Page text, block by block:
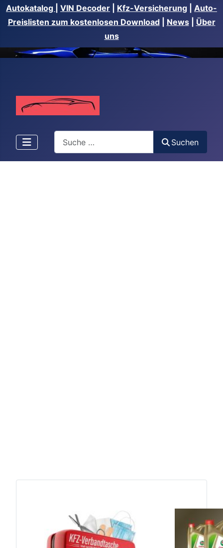
Autokatalog VIN Decoder Kfz-Versicherung
Auto-
Preislisten zum kostenlosen Download| News| Über
uns
Suchen